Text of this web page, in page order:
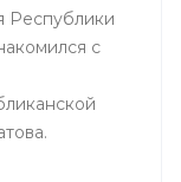
Республики
с